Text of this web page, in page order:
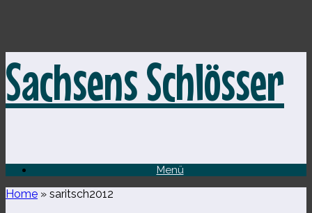
Inhalt
springen
Sachsens Schlösser
Menü
Home » saritsch2012